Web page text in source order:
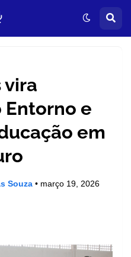
vira
e
em
Souza • março 19, 2026